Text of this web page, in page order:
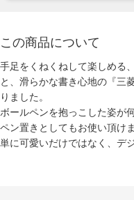
この商品について
手足をくねくねして楽しめる
と、滑らかな書き心地の『三
りました。
ボールペンを抱っこした姿が
ペン置きとしてもお使い頂けま
単に可愛いだけではなく、デ